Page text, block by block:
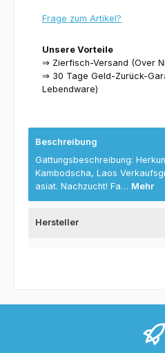
Frage zum Artikel?
Unsere Vorteile
⇒ Zierfisch-Versand (Over
⇒ 30 Tage Geld-Zurück-
Lebendware)
Beschreibung
Gattungsbeschreibung:
Kambodscha, Laos
asiat. Nachzucht! Fa… Mehr
Hersteller